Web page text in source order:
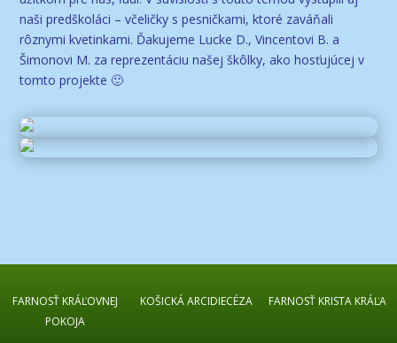
naši predškoláci – včeličky s pesničkami, ktoré zaváňali
rôznymi kvetinkami. Ďakujeme Lucke D., Vincentovi B. a
Šimonovi M. za reprezentáciu našej škôlky, ako hosťujúcej v
tomto projekte 🙂
FARNOSŤ KRÁĽOVNEJ
POKOJA
KOŠICKÁ ARCIDIECÉZA FARNOSŤ KRISTA KRÁĽA